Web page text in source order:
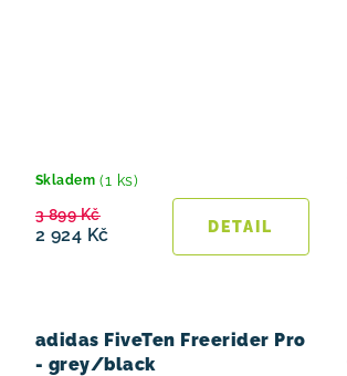
Skladem (1 ks)
2 924 Kč
3 899 Kč
adidas FiveTen Freerider Pro
- grey/black